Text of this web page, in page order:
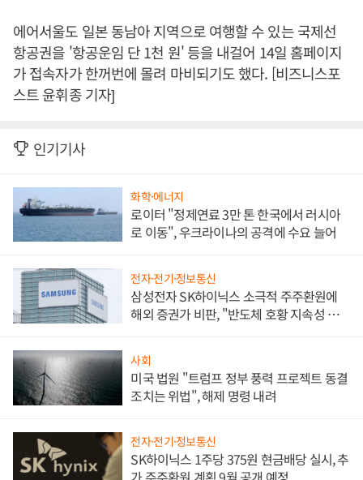
에어서울도 일본 동남아 지역으로 여행할 수 있는 국제선
항공권을 '항공운임 단 1천 원' 등을 내걸어 14일 홈페이지
가 접속자가 한꺼번에 몰려 마비되기도 했다. [비즈니스포
스트 윤휘종 기자]
인기기사
화학·에너지
로이터 "정제연료 3만 톤 한국에서 러시아
로 이동", 우크라이나의 공격에 수요 늘어
전자·전기·정보통신
삼성전자 SK하이닉스 소극적 주주환원에
해외 증권가 비판, "반도체 호황 지속성 의
사회
미국 법원 "트럼프 정부 풍력 프로젝트 동결
조치는 위법", 해제 명령 내려
전자·전기·정보통신
SK하이닉스 1주당 375원 현금배당 실시, 추